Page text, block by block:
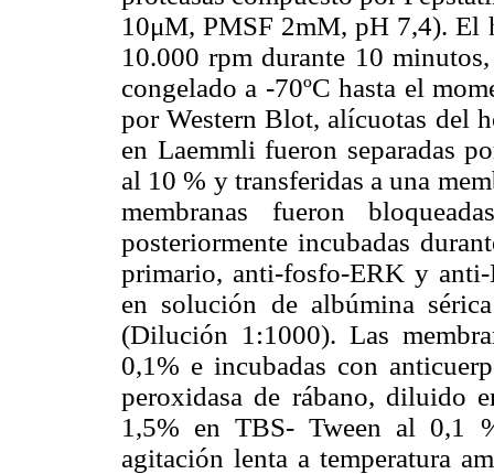
10μM, PMSF 2mM, pH 7,4). El
10.000 rpm durante 10
congelado a -70ºC hasta el
por Western Blot, alícuotas del
en Laemmli fueron separadas
al 10 % y transferidas a una
membranas fueron
posteriormente incubadas
primario, anti-fosfo-ERK y
en solución de albúmina
(Dilución 1:1000). Las
0,1% e incubadas con
peroxidasa de rábano, diluido
1,5% en TBS- Tween al 0,1
agitación lenta a temperatura